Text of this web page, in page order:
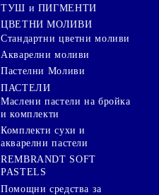
ТУШ и ПИГМЕНТИ
ЦВЕТНИ МОЛИВИ
Стандартни цветни моливи
Акварелни моливи
Пастелни Моливи
ПАСТЕЛИ
Маслени пастели на бройка
и комплекти
Комплекти сухи и
акварелни пастели
REMBRANDT SOFT
PASTELS
Помощни средства за